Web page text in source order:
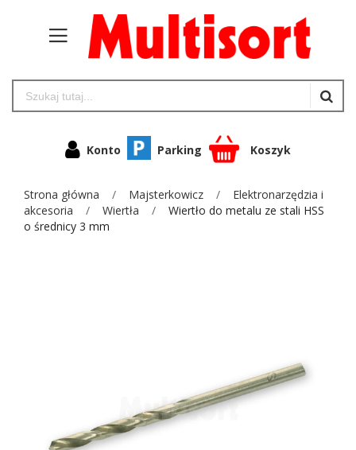
Konto Parking Koszyk
Strona główna Majsterkowicz
Elektronarzędzia i
akcesoria
Wiertła
Wiertło do metalu ze stali HSS
o średnicy 3 mm